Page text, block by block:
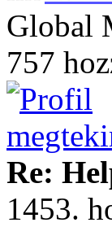
Global
757
Re:
1453.